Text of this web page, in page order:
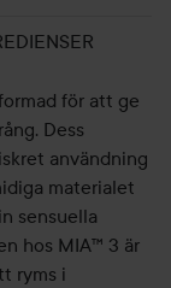
för att ge
Dess
användning
materialet
sensuella
hos MIA™ 3 är
ryms i